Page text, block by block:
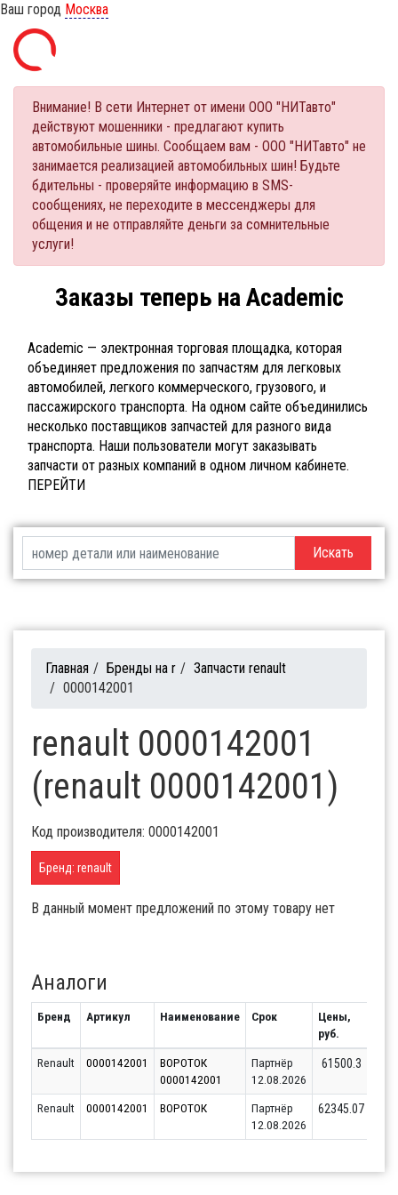
Ваш город Москва
Внимание! В сети Интернет от имени ООО "НИТавто"
действуют мошенники - предлагают купить
автомобильные шины. Сообщаем вам - ООО "НИТавто" не
занимается реализацией автомобильных шин! Будьте
бдительны - проверяйте информацию в SMS-
сообщениях, не переходите в мессенджеры для
общения и не отправляйте деньги за сомнительные
услуги!
Заказы теперь на Academic
Academic — электронная торговая площадка, которая
объединяет предложения по запчастям для легковых
автомобилей, легкого коммерческого, грузового, и
пассажирского транспорта. На одном сайте объединились
несколько поставщиков запчастей для разного вида
транспорта. Наши пользователи могут заказывать
запчасти от разных компаний в одном личном кабинете.
ПЕРЕЙТИ
Искать
Главная / Бренды на r / Запчасти renault
/ 0000142001
renault 0000142001
(renault 0000142001)
Код производителя: 0000142001
Бренд: renault
В данный момент предложений по этому товару нет
Аналоги
Бренд Артикул Наименование Срок
Цены,
руб.
Renault 0000142001
ВОРОТОК
0000142001
Партнёр
12.08.2026
61500.3
Renault 0000142001 ВОРОТОК
Партнёр
12.08.2026
62345.07